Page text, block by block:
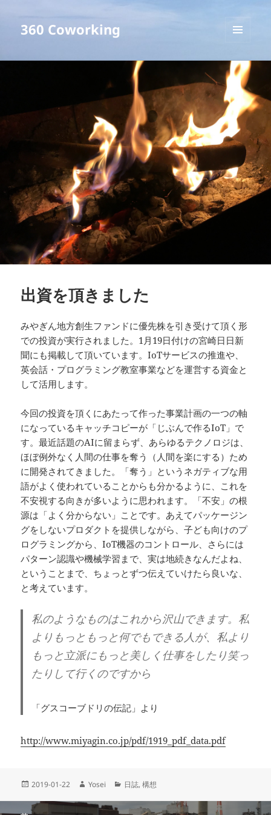
360 Coworking
ーとウ
ィジェ
ット
出資を頂きました
みやぎん地方創生ファンドに優先株を引き受けて頂く形
での投資が実行されました。1月19日付けの宮崎日日新
聞にも掲載して頂いています。IoTサービスの推進や、
英会話・プログラミング教室事業などを運営する資金と
して活用します。
今回の投資を頂くにあたって作った事業計画の一つの軸
になっているキャッチコピーが「じぶんで作るIoT」で
す。最近話題のAIに留まらず、あらゆるテクノロジは、
ほぼ例外なく人間の仕事を奪う（人間を楽にする）ため
に開発されてきました。「奪う」というネガティブな用
語がよく使われていることからも分かるように、これを
不安視する向きが多いように思われます。「不安」の根
源は「よく分からない」ことです。あえてパッケージン
グをしないプロダクトを提供しながら、子ども向けのプ
ログラミングから、IoT機器のコントロール、さらには
パターン認識や機械学習まで、実は地続きなんだよね、
ということまで、ちょっとずつ伝えていけたら良いな、
と考えています。
私のようなものはこれから沢山できます。私
よりもっともっと何でもできる人が、私より
もっと立派にもっと美しく仕事をしたり笑っ
たりして行くのですから
「グスコーブドリの伝記」より
http://www.miyagin.co.jp/pdf/1919_pdf_data.pdf
投
日:
2019-01-22
作
者
Yosei
カ
日誌,構想